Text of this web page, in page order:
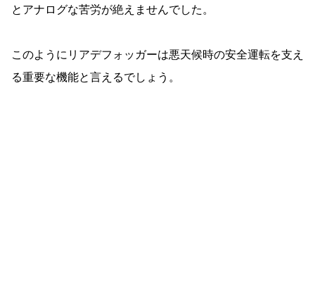
とアナログな苦労が絶えませんでした。
このようにリアデフォッガーは悪天候時の安全運転を支え
る重要な機能と言えるでしょう。